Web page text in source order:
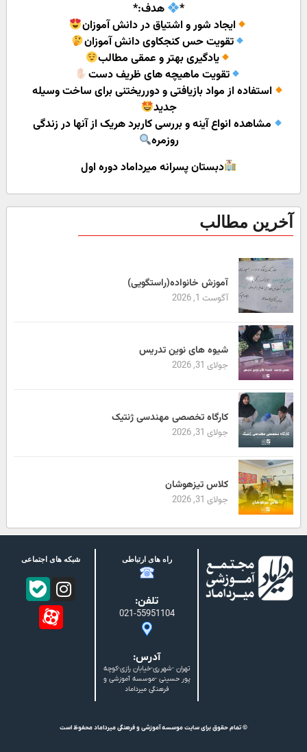
*
هدف:*
ایجاد شور و اشتیاق در دانش آموزان
تقویت حس کنجکاوی دانش آموزان
یادگیری بهتر و عمقی مطالب
تقویت ماهیچه های ظریف دست
استفاده از مواد بازیافتی و دورریختنی برای ساخت وسیله
جدید
مشاهده انواع آینه و بررسی کاربرد هریک از آنها در زندگی
روزمره
دبستان پسرانه میرداماد دوره اول
آخرین مطالب
آموزش خانواده(راستگویی)
آگوست 1, 2026
شیوه های نوین تدریس
جولای 31, 2026
کارگاه تخصصی مهندسی ژنتیک
جولای 31, 2026
کلاس تیزهوشان
جولای 31, 2026
راه های ارتباطی
تلفن:
021-55951104
آدرس:
تهران -شهرری-خیابان رازی-کوچه
پور حسینی -موسسه آموزشی و
فرهنگی میرداماد
شبکه های اجتماعی
© تمام حقوق برای سایت موسسه آموزشی و فرهنگی میرداماد محفوظ است